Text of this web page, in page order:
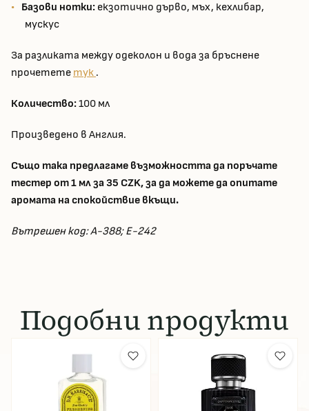
Базови нотки: екзотично дърво, мъх, кехлибар,
мускус
За разликата между одеколон и вода за бръснене
прочетете тук .
Количество:100 мл
Произведено в Англия.
Също така предлагаме възможността да поръчате
тестер от 1 мл за 35 CZK, за да можете да опитате
аромата на спокойствие вкъщи.
Вътрешен код: A-388; E-242
Подобни продукти